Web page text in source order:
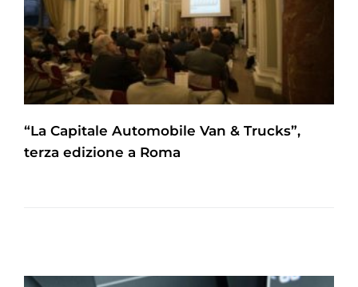
“La Capitale Automobile Van & Trucks”,
terza edizione a Roma